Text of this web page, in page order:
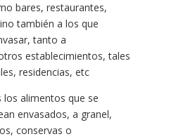
bares, restaurantes,
también a los que
tanto a
establecimientos, tales
residencias, etc
alimentos que se
envasados, a granel,
conservas o